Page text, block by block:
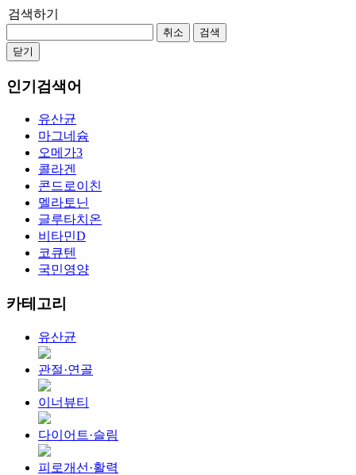
검색하기
취소
검색
닫기
인기검색어
유산균
마그네슘
오메가3
콜라겐
콘드로이친
멜라토닌
글루타치온
비타민D
코큐텐
국민영양
카테고리
유산균
관절·연골
이너뷰티
다이어트·슬림
피로개선·활력